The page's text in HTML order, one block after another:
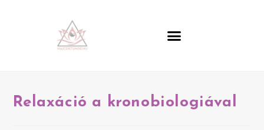
Relaxáció a kronobiologiával